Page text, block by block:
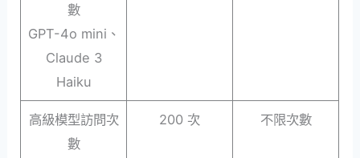
數
GPT-4o mini、
Claude 3
Haiku
高級模型訪問次
數
200 次 不限次數